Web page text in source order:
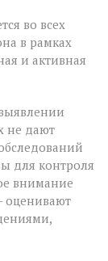
возраста
во всех
в рамках
и активная
не дают
для контроля
внимание
оценивают